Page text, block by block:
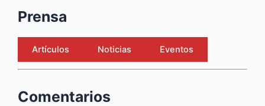
Prensa
Artículos Noticias Eventos
Comentarios